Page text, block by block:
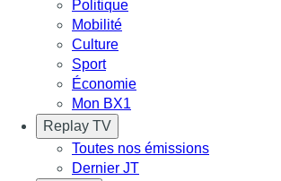
Politique
Mobilité
Culture
Sport
Économie
Mon BX1
Replay TV
Toutes nos émissions
Dernier JT